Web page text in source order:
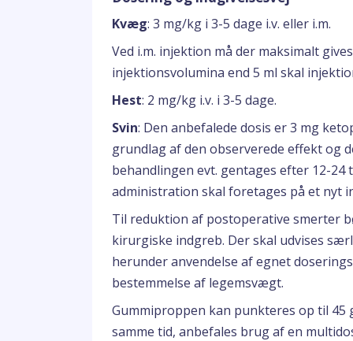
Kvæg: 3 mg/kg i 3-5 dage i.v. eller i.m.
Ved i.m. injektion må der maksimalt
injektionsvolumina end 5 ml skal
Hest: 2 mg/kg i.v. i 3-5 dage.
Svin: Den anbefalede dosis er 3 mg
grundlag af den observerede effekt og
behandlingen evt. gentages efter 12-
administration skal foretages på et nyt
Til reduktion af postoperative smerter
kirurgiske indgreb. Der skal udvises
herunder anvendelse af egnet
bestemmelse af legemsvægt.
Gummiproppen kan punkteres op til 45
samme tid, anbefales brug af en